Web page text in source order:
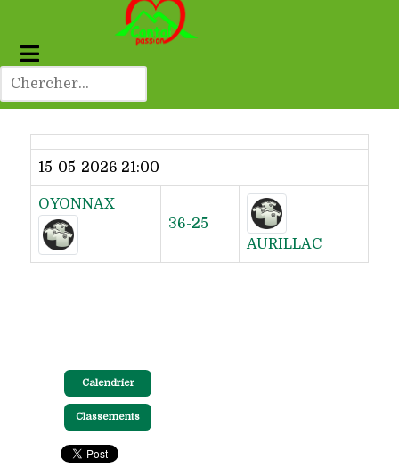
Dernier résultat
15-05-2026 21:00
OYONNAX
36-25
AURILLAC
Calendrier
Classements